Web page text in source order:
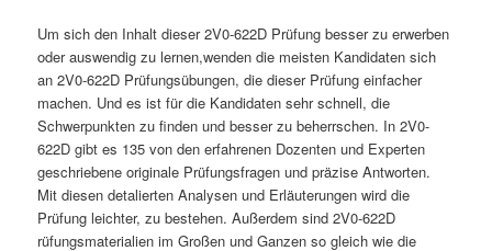
Um sich den Inhalt dieser 2V0-622D Prüfung besser zu erwerben
oder auswendig zu lernen,wenden die meisten Kandidaten sich
an 2V0-622D Prüfungsübungen, die dieser Prüfung einfacher
machen. Und es ist für die Kandidaten sehr schnell, die
Schwerpunkten zu finden und besser zu beherrschen. In 2V0-
622D gibt es 135 von den erfahrenen Dozenten und Experten
geschriebene originale Prüfungsfragen und präzise Antworten.
Mit diesen detalierten Analysen und Erläuterungen wird die
Prüfung leichter, zu bestehen. Außerdem sind 2V0-622D
rüfungsmaterialien im Großen und Ganzen so gleich wie die